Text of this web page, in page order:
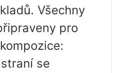
Všechny
pro
se